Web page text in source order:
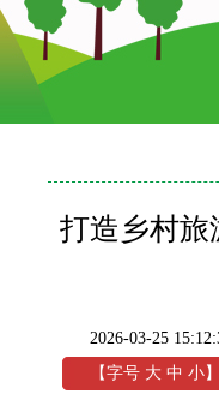
打造乡村
2026-03-25
【字号 大 中 小】